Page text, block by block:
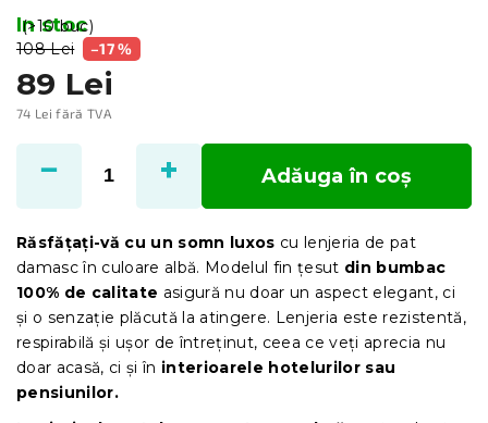
108 Lei –17 %
89 Lei
74 Lei fără TVA
preţ:
In stoc
(>10 buc)
Adăuga în coş
Răsfățați-vă cu un somn luxos cu lenjeria de pat
damasc în culoare albă. Modelul fin țesut din bumbac
100% de calitate asigură nu doar un aspect elegant, ci
și o senzație plăcută la atingere. Lenjeria este rezistentă,
respirabilă și ușor de întreținut, ceea ce veți aprecia nu
doar acasă, ci și în interioarele hotelurilor sau
pensiunilor.